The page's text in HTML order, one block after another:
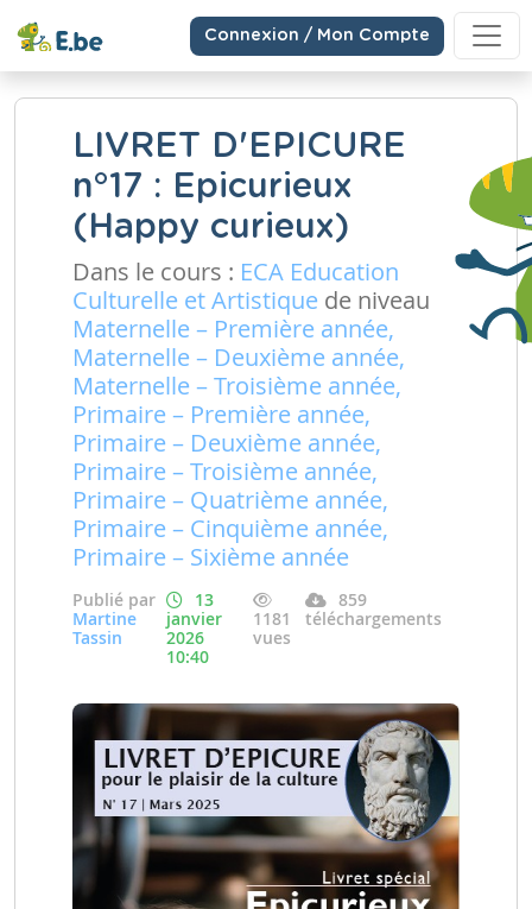
Connexion / Mon Compte
LIVRET D'EPICURE
n°17 : Epicurieux
(Happy curieux)
Dans le cours : ECA Education
Culturelle et Artistique de niveau
Maternelle – Première année,
Maternelle – Deuxième année,
Maternelle – Troisième année,
Primaire – Première année,
Primaire – Deuxième année,
Primaire – Troisième année,
Primaire – Quatrième année,
Primaire – Cinquième année,
Primaire – Sixième année
Publié par
Martine
Tassin
13
janvier
2026
10:40
1181
vues
859
téléchargements